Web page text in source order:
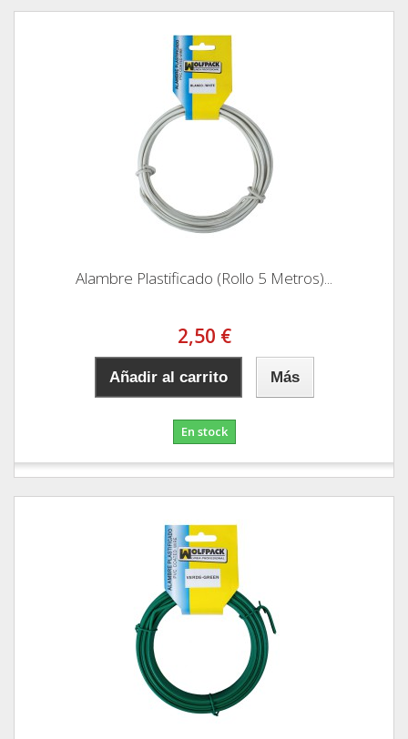
Alambre Plastificado (Rollo 5 Metros)...
2,50 €
Añadir al carrito Más
En stock